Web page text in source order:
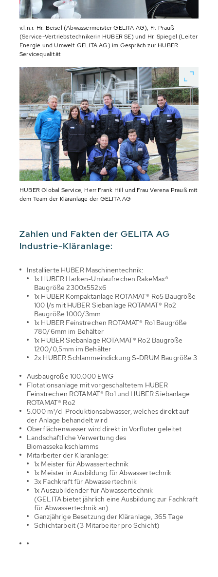
v.l.n.r. Hr. Beisel (Abwassermeister GELITA AG), Fr. Prauß
(Service-Vertriebstechnikerin HUBER SE) und Hr. Spiegel (Leiter
Energie und Umwelt GELITA AG) im Gespräch zur HUBER
Servicequalität
HUBER Global Service, Herr Frank Hill und Frau Verena Prauß mit
dem Team der Kläranlage der GELITA AG
Zahlen und Fakten der GELITA AG
Industrie-Kläranlage:
Installierte HUBER Maschinentechnik:
1x HUBER Harken-Umlaufrechen RakeMax®
Baugröße 2300x552x6
1x HUBER Kompaktanlage ROTAMAT® Ro5 Baugröße
100 l/s mit HUBER Siebanlage ROTAMAT® Ro2
Baugröße 1000/3mm
1x HUBER Feinstrechen ROTAMAT® Ro1 Baugröße
780/6mm im Behälter
1x HUBER Siebanlage ROTAMAT® Ro2 Baugröße
1200/0,5mm im Behälter
2x HUBER Schlammeindickung S-DRUM Baugröße 3
Ausbaugröße 100.000 EWG
Flotationsanlage mit vorgeschaltetem HUBER
Feinstrechen ROTAMAT® Ro1 und HUBER Siebanlage
ROTAMAT® Ro2
5.000 m³/d Produktionsabwasser, welches direkt auf
der Anlage behandelt wird
Oberflächenwasser wird direkt in Vorfluter geleitet
Landschaftliche Verwertung des
Biomassekalkschlamms
Mitarbeiter der Kläranlage:
1x Meister für Abwassertechnik
1x Meister in Ausbildung für Abwassertechnik
3x Fachkraft für Abwassertechnik
1x Auszubildender für Abwassertechnik
(GELITA bietet jährlich eine Ausbildung zur Fachkraft
für Abwassertechnik an)
Ganzjährige Besetzung der Kläranlage, 365 Tage
Schichtarbeit (3 Mitarbeiter pro Schicht)